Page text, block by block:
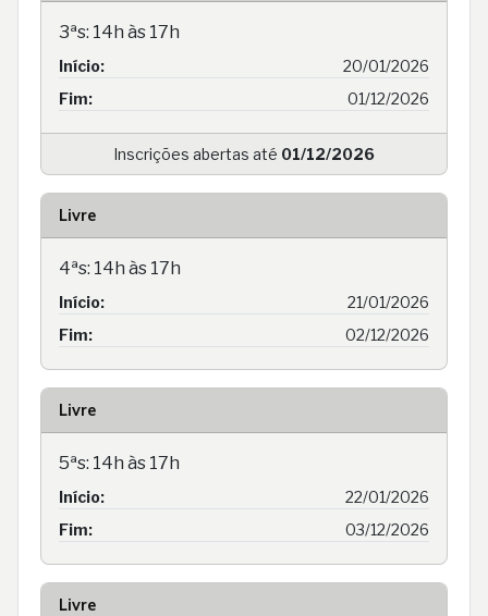
3ªs: 14h às 17h
Início:
20/01/2026
Fim:
01/12/2026
Inscrições abertas até 01/12/2026
Livre
4ªs: 14h às 17h
Início:
21/01/2026
Fim:
02/12/2026
Livre
5ªs: 14h às 17h
Início:
22/01/2026
Fim:
03/12/2026
Livre